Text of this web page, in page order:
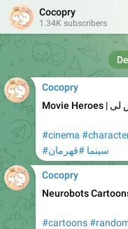
Cocopry
1.34K subscribers
Cocopry
Movie Heroes | لی
#cinema
#سینما #قهرمان
Cocopry
Neurobots
#cartoons